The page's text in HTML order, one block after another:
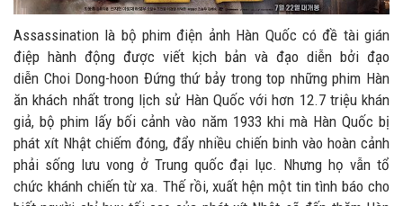
Assassination là bộ phim điện ảnh Hàn Quốc có đề tài gián
điệp hành động được viết kịch bản và đạo diễn bởi đạo
diễn Choi Dong-hoon Đứng thứ bảy trong top những phim Hàn
ăn khách nhất trong lịch sử Hàn Quốc với hơn 12.7 triệu khán
giả, bộ phim lấy bối cảnh vào năm 1933 khi mà Hàn Quốc bị
phát xít Nhật chiếm đóng, đẩy nhiều chiến binh vào hoàn cảnh
phải sống lưu vong ở Trung quốc đại lục. Nhưng họ vẫn tổ
chức khánh chiến từ xa. Thế rồi, xuất hện một tin tình báo cho